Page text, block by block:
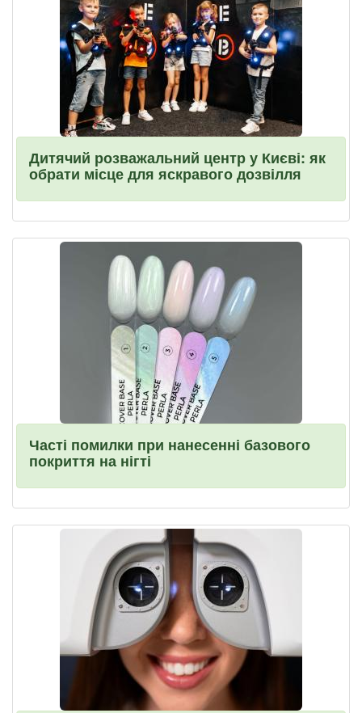
Дитячий розважальний центр у Києві: як
обрати місце для яскравого дозвілля
Часті помилки при нанесенні базового
покриття на нігті